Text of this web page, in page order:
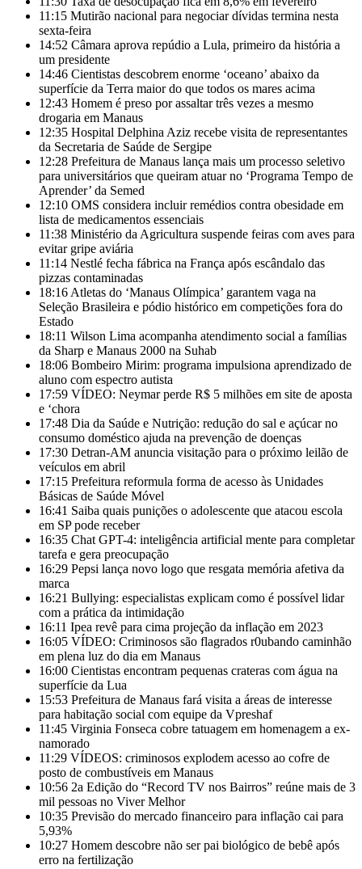
11:15 Mutirão nacional para negociar dívidas termina nesta
sexta-feira
14:52 Câmara aprova repúdio a Lula, primeiro da história a
um presidente
14:46 Cientistas descobrem enorme ‘oceano’ abaixo da
superfície da Terra maior do que todos os mares acima
12:43 Homem é preso por assaltar três vezes a mesmo
drogaria em Manaus
12:35 Hospital Delphina Aziz recebe visita de representantes
da Secretaria de Saúde de Sergipe
12:28 Prefeitura de Manaus lança mais um processo seletivo
para universitários que queiram atuar no ‘Programa Tempo de
Aprender’ da Semed
12:10 OMS considera incluir remédios contra obesidade em
lista de medicamentos essenciais
11:38 Ministério da Agricultura suspende feiras com aves para
evitar gripe aviária
11:14 Nestlé fecha fábrica na França após escândalo das
pizzas contaminadas
18:16 Atletas do ‘Manaus Olímpica’ garantem vaga na
Seleção Brasileira e pódio histórico em competições fora do
Estado
18:11 Wilson Lima acompanha atendimento social a famílias
da Sharp e Manaus 2000 na Suhab
18:06 Bombeiro Mirim: programa impulsiona aprendizado de
aluno com espectro autista
17:59 VÍDEO: Neymar perde R$ 5 milhões em site de aposta
e ‘chora
17:48 Dia da Saúde e Nutrição: redução do sal e açúcar no
consumo doméstico ajuda na prevenção de doenças
17:30 Detran-AM anuncia visitação para o próximo leilão de
veículos em abril
17:15 Prefeitura reformula forma de acesso às Unidades
Básicas de Saúde Móvel
16:41 Saiba quais punições o adolescente que atacou escola
em SP pode receber
16:35 Chat GPT-4: inteligência artificial mente para completar
tarefa e gera preocupação
16:29 Pepsi lança novo logo que resgata memória afetiva da
marca
16:21 Bullying: especialistas explicam como é possível lidar
com a prática da intimidação
16:11 Ipea revê para cima projeção da inflação em 2023
16:05 VÍDEO: Criminosos são flagrados r0ubando caminhão
em plena luz do dia em Manaus
16:00 Cientistas encontram pequenas crateras com água na
superfície da Lua
15:53 Prefeitura de Manaus fará visita a áreas de interesse
para habitação social com equipe da Vpreshaf
11:45 Virginia Fonseca cobre tatuagem em homenagem a ex-
namorado
11:29 VÍDEOS: criminosos explodem acesso ao cofre de
posto de combustíveis em Manaus
10:56 2a Edição do “Record TV nos Bairros” reúne mais de 3
mil pessoas no Viver Melhor
10:35 Previsão do mercado financeiro para inflação cai para
5,93%
10:27 Homem descobre não ser pai biológico de bebê após
erro na fertilização